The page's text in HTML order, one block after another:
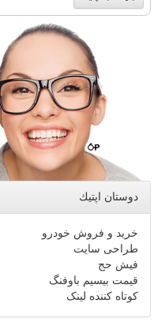
دوستان اپتیك
خرید و فروش خودرو
طراحی سایت
فیش حج
قیمت بیسیم باوفنگ
کوتاه کننده لینک